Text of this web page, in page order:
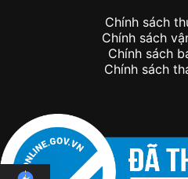
Chính sách
Chính sách
Chính sách
Chính sách